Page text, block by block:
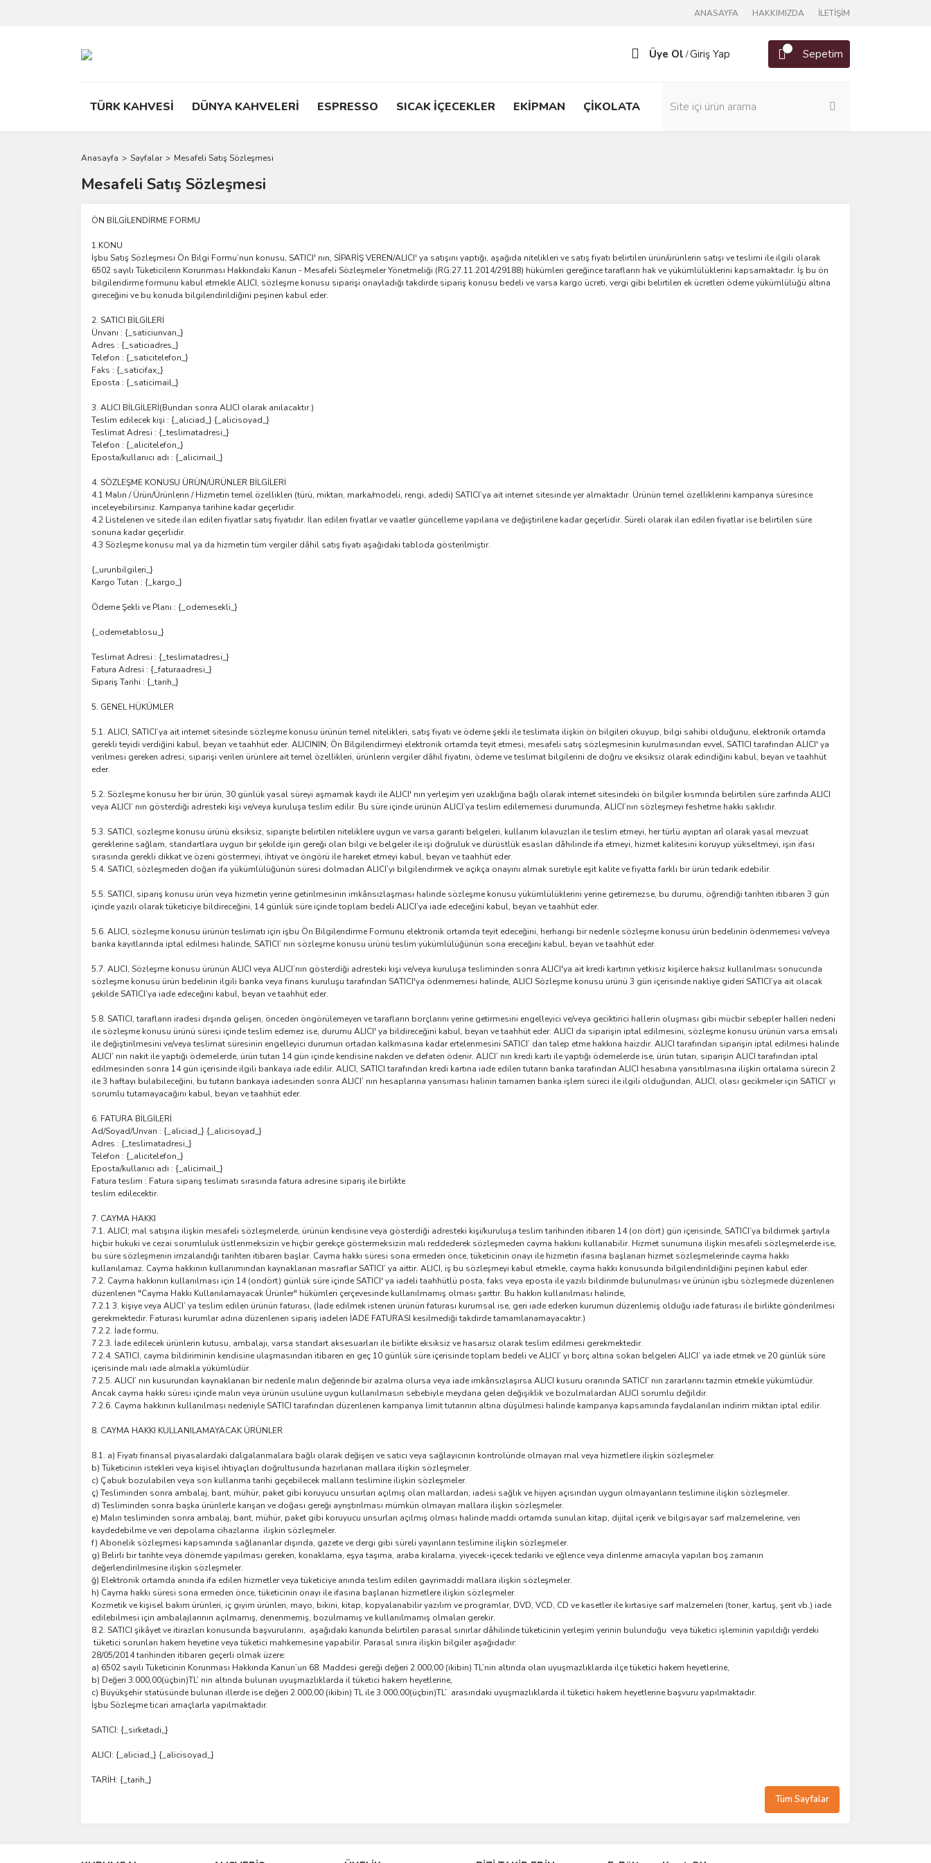
ANASAYFA HAKKIMIZDA İLETİŞİM
Üye Ol /Giriş Yap Sepetim
TÜRK KAHVESİ DÜNYA KAHVELERİ ESPRESSO SICAK İÇECEKLER EKİPMAN ÇİKOLATA
Anasayfa Sayfalar Mesafeli Satış Sözleşmesi
Mesafeli Satış Sözleşmesi
ÖN BİLGİLENDİRME FORMU
1.KONU
İşbu Satış Sözleşmesi Ön Bilgi Formu’nun konusu, SATICI' nın, SİPARİŞ VEREN/ALICI' ya satışını yaptığı, aşağıda nitelikleri ve satış fiyatı belirtilen ürün/ürünlerin satışı ve teslimi ile ilgili olarak
6502 sayılı Tüketicilerin Korunması Hakkındaki Kanun - Mesafeli Sözleşmeler Yönetmeliği (RG:27.11.2014/29188) hükümleri gereğince tarafların hak ve yükümlülüklerini kapsamaktadır. İş bu ön
bilgilendirme formunu kabul etmekle ALICI, sözleşme konusu siparişi onayladığı takdirde sipariş konusu bedeli ve varsa kargo ücreti, vergi gibi belirtilen ek ücretleri ödeme yükümlülüğü altına
gireceğini ve bu konuda bilgilendirildiğini peşinen kabul eder.
2. SATICI BİLGİLERİ
Ünvanı : {_saticiunvan_}
Adres : {_saticiadres_}
Telefon : {_saticitelefon_}
Faks : {_saticifax_}
Eposta : {_saticimail_}
3. ALICI BİLGİLERİ(Bundan sonra ALICI olarak anılacaktır.)
Teslim edilecek kişi : {_aliciad_} {_alicisoyad_}
Teslimat Adresi : {_teslimatadresi_}
Telefon : {_alicitelefon_}
Eposta/kullanıcı adı : {_alicimail_}
4. SÖZLEŞME KONUSU ÜRÜN/ÜRÜNLER BİLGİLERİ
4.1 Malın / Ürün/Ürünlerin / Hizmetin temel özellikleri (türü, miktarı, marka/modeli, rengi, adedi) SATICI’ya ait internet sitesinde yer almaktadır. Ürünün temel özelliklerini kampanya süresince
inceleyebilirsiniz. Kampanya tarihine kadar geçerlidir.
4.2 Listelenen ve sitede ilan edilen fiyatlar satış fiyatıdır. İlan edilen fiyatlar ve vaatler güncelleme yapılana ve değiştirilene kadar geçerlidir. Süreli olarak ilan edilen fiyatlar ise belirtilen süre
sonuna kadar geçerlidir.
4.3 Sözleşme konusu mal ya da hizmetin tüm vergiler dâhil satış fiyatı aşağıdaki tabloda gösterilmiştir.
{_urunbilgileri_}
Kargo Tutarı : {_kargo_}
Ödeme Şekli ve Planı : {_odemesekli_}
{_odemetablosu_}
Teslimat Adresi : {_teslimatadresi_}
Fatura Adresi : {_faturaadresi_}
Sipariş Tarihi : {_tarih_}
5. GENEL HÜKÜMLER
5.1. ALICI, SATICI’ya ait internet sitesinde sözleşme konusu ürünün temel nitelikleri, satış fiyatı ve ödeme şekli ile teslimata ilişkin ön bilgileri okuyup, bilgi sahibi olduğunu, elektronik ortamda
gerekli teyidi verdiğini kabul, beyan ve taahhüt eder. ALICININ; Ön Bilgilendirmeyi elektronik ortamda teyit etmesi, mesafeli satış sözleşmesinin kurulmasından evvel, SATICI tarafından ALICI' ya
verilmesi gereken adresi, siparişi verilen ürünlere ait temel özellikleri, ürünlerin vergiler dâhil fiyatını, ödeme ve teslimat bilgilerini de doğru ve eksiksiz olarak edindiğini kabul, beyan ve taahhüt
eder.
5.2. Sözleşme konusu her bir ürün, 30 günlük yasal süreyi aşmamak kaydı ile ALICI' nın yerleşim yeri uzaklığına bağlı olarak internet sitesindeki ön bilgiler kısmında belirtilen süre zarfında ALICI
veya ALICI’ nın gösterdiği adresteki kişi ve/veya kuruluşa teslim edilir. Bu süre içinde ürünün ALICI’ya teslim edilememesi durumunda, ALICI’nın sözleşmeyi feshetme hakkı saklıdır.
5.3. SATICI, sözleşme konusu ürünü eksiksiz, siparişte belirtilen niteliklere uygun ve varsa garanti belgeleri, kullanım kılavuzları ile teslim etmeyi, her türlü ayıptan arî olarak yasal mevzuat
gereklerine sağlam, standartlara uygun bir şekilde işin gereği olan bilgi ve belgeler ile işi doğruluk ve dürüstlük esasları dâhilinde ifa etmeyi, hizmet kalitesini koruyup yükseltmeyi, işin ifası
sırasında gerekli dikkat ve özeni göstermeyi, ihtiyat ve öngörü ile hareket etmeyi kabul, beyan ve taahhüt eder.
5.4. SATICI, sözleşmeden doğan ifa yükümlülüğünün süresi dolmadan ALICI’yı bilgilendirmek ve açıkça onayını almak suretiyle eşit kalite ve fiyatta farklı bir ürün tedarik edebilir.
5.5. SATICI, sipariş konusu ürün veya hizmetin yerine getirilmesinin imkânsızlaşması halinde sözleşme konusu yükümlülüklerini yerine getiremezse, bu durumu, öğrendiği tarihten itibaren 3 gün
içinde yazılı olarak tüketiciye bildireceğini, 14 günlük süre içinde toplam bedeli ALICI’ya iade edeceğini kabul, beyan ve taahhüt eder.
5.6. ALICI, sözleşme konusu ürünün teslimatı için işbu Ön Bilgilendirme Formunu elektronik ortamda teyit edeceğini, herhangi bir nedenle sözleşme konusu ürün bedelinin ödenmemesi ve/veya
banka kayıtlarında iptal edilmesi halinde, SATICI’ nın sözleşme konusu ürünü teslim yükümlülüğünün sona ereceğini kabul, beyan ve taahhüt eder.
5.7. ALICI, Sözleşme konusu ürünün ALICI veya ALICI’nın gösterdiği adresteki kişi ve/veya kuruluşa tesliminden sonra ALICI'ya ait kredi kartının yetkisiz kişilerce haksız kullanılması sonucunda
sözleşme konusu ürün bedelinin ilgili banka veya finans kuruluşu tarafından SATICI'ya ödenmemesi halinde, ALICI Sözleşme konusu ürünü 3 gün içerisinde nakliye gideri SATICI’ya ait olacak
şekilde SATICI’ya iade edeceğini kabul, beyan ve taahhüt eder.
5.8. SATICI, tarafların iradesi dışında gelişen, önceden öngörülemeyen ve tarafların borçlarını yerine getirmesini engelleyici ve/veya geciktirici hallerin oluşması gibi mücbir sebepler halleri nedeni
ile sözleşme konusu ürünü süresi içinde teslim edemez ise, durumu ALICI' ya bildireceğini kabul, beyan ve taahhüt eder. ALICI da siparişin iptal edilmesini, sözleşme konusu ürünün varsa emsali
ile değiştirilmesini ve/veya teslimat süresinin engelleyici durumun ortadan kalkmasına kadar ertelenmesini SATICI’ dan talep etme hakkına haizdir. ALICI tarafından siparişin iptal edilmesi halinde
ALICI’ nın nakit ile yaptığı ödemelerde, ürün tutarı 14 gün içinde kendisine nakden ve defaten ödenir. ALICI’ nın kredi kartı ile yaptığı ödemelerde ise, ürün tutarı, siparişin ALICI tarafından iptal
edilmesinden sonra 14 gün içerisinde ilgili bankaya iade edilir. ALICI, SATICI tarafından kredi kartına iade edilen tutarın banka tarafından ALICI hesabına yansıtılmasına ilişkin ortalama sürecin 2
ile 3 haftayı bulabileceğini, bu tutarın bankaya iadesinden sonra ALICI’ nın hesaplarına yansıması halinin tamamen banka işlem süreci ile ilgili olduğundan, ALICI, olası gecikmeler için SATICI’ yı
sorumlu tutamayacağını kabul, beyan ve taahhüt eder.
6. FATURA BİLGİLERİ
Ad/Soyad/Unvan : {_aliciad_} {_alicisoyad_}
Adres : {_teslimatadresi_}
Telefon : {_alicitelefon_}
Eposta/kullanıcı adı : {_alicimail_}
Fatura teslim : Fatura sipariş teslimatı sırasında fatura adresine sipariş ile birlikte
teslim edilecektir.
7. CAYMA HAKKI
7.1. ALICI; mal satışına ilişkin mesafeli sözleşmelerde, ürünün kendisine veya gösterdiği adresteki kişi/kuruluşa teslim tarihinden itibaren 14 (on dört) gün içerisinde, SATICI’ya bildirmek şartıyla
hiçbir hukuki ve cezai sorumluluk üstlenmeksizin ve hiçbir gerekçe göstermeksizin malı reddederek sözleşmeden cayma hakkını kullanabilir. Hizmet sunumuna ilişkin mesafeli sözleşmelerde ise,
bu süre sözleşmenin imzalandığı tarihten itibaren başlar. Cayma hakkı süresi sona ermeden önce, tüketicinin onayı ile hizmetin ifasına başlanan hizmet sözleşmelerinde cayma hakkı
kullanılamaz. Cayma hakkının kullanımından kaynaklanan masraflar SATICI’ ya aittir. ALICI, iş bu sözleşmeyi kabul etmekle, cayma hakkı konusunda bilgilendirildiğini peşinen kabul eder.
7.2. Cayma hakkının kullanılması için 14 (ondört) günlük süre içinde SATICI' ya iadeli taahhütlü posta, faks veya eposta ile yazılı bildirimde bulunulması ve ürünün işbu sözleşmede düzenlenen
düzenlenen "Cayma Hakkı Kullanılamayacak Ürünler" hükümleri çerçevesinde kullanılmamış olması şarttır. Bu hakkın kullanılması halinde,
7.2.1 3. kişiye veya ALICI’ ya teslim edilen ürünün faturası, (İade edilmek istenen ürünün faturası kurumsal ise, geri iade ederken kurumun düzenlemiş olduğu iade faturası ile birlikte gönderilmesi
gerekmektedir. Faturası kurumlar adına düzenlenen sipariş iadeleri İADE FATURASI kesilmediği takdirde tamamlanamayacaktır.)
7.2.2. İade formu,
7.2.3. İade edilecek ürünlerin kutusu, ambalajı, varsa standart aksesuarları ile birlikte eksiksiz ve hasarsız olarak teslim edilmesi gerekmektedir.
7.2.4. SATICI, cayma bildiriminin kendisine ulaşmasından itibaren en geç 10 günlük süre içerisinde toplam bedeli ve ALICI’ yı borç altına sokan belgeleri ALICI’ ya iade etmek ve 20 günlük süre
içerisinde malı iade almakla yükümlüdür.
7.2.5. ALICI’ nın kusurundan kaynaklanan bir nedenle malın değerinde bir azalma olursa veya iade imkânsızlaşırsa ALICI kusuru oranında SATICI’ nın zararlarını tazmin etmekle yükümlüdür.
Ancak cayma hakkı süresi içinde malın veya ürünün usulüne uygun kullanılmasın sebebiyle meydana gelen değişiklik ve bozulmalardan ALICI sorumlu değildir.
7.2.6. Cayma hakkının kullanılması nedeniyle SATICI tarafından düzenlenen kampanya limit tutarının altına düşülmesi halinde kampanya kapsamında faydalanılan indirim miktarı iptal edilir.
8. CAYMA HAKKI KULLANILAMAYACAK ÜRÜNLER
8.1. a) Fiyatı finansal piyasalardaki dalgalanmalara bağlı olarak değişen ve satıcı veya sağlayıcının kontrolünde olmayan mal veya hizmetlere ilişkin sözleşmeler.
b) Tüketicinin istekleri veya kişisel ihtiyaçları doğrultusunda hazırlanan mallara ilişkin sözleşmeler.
c) Çabuk bozulabilen veya son kullanma tarihi geçebilecek malların teslimine ilişkin sözleşmeler.
ç) Tesliminden sonra ambalaj, bant, mühür, paket gibi koruyucu unsurları açılmış olan mallardan; iadesi sağlık ve hijyen açısından uygun olmayanların teslimine ilişkin sözleşmeler.
d) Tesliminden sonra başka ürünlerle karışan ve doğası gereği ayrıştırılması mümkün olmayan mallara ilişkin sözleşmeler.
e) Malın tesliminden sonra ambalaj, bant, mühür, paket gibi koruyucu unsurları açılmış olması halinde maddi ortamda sunulan kitap, dijital içerik ve bilgisayar sarf malzemelerine, veri
kaydedebilme ve veri depolama cihazlarına ilişkin sözleşmeler.
f) Abonelik sözleşmesi kapsamında sağlananlar dışında, gazete ve dergi gibi süreli yayınların teslimine ilişkin sözleşmeler.
g) Belirli bir tarihte veya dönemde yapılması gereken, konaklama, eşya taşıma, araba kiralama, yiyecek-içecek tedariki ve eğlence veya dinlenme amacıyla yapılan boş zamanın
değerlendirilmesine ilişkin sözleşmeler.
ğ) Elektronik ortamda anında ifa edilen hizmetler veya tüketiciye anında teslim edilen gayrimaddi mallara ilişkin sözleşmeler.
h) Cayma hakkı süresi sona ermeden önce, tüketicinin onayı ile ifasına başlanan hizmetlere ilişkin sözleşmeler.
Kozmetik ve kişisel bakım ürünleri, iç giyim ürünleri, mayo, bikini, kitap, kopyalanabilir yazılım ve programlar, DVD, VCD, CD ve kasetler ile kırtasiye sarf malzemeleri (toner, kartuş, şerit vb.) iade
edilebilmesi için ambalajlarının açılmamış, denenmemiş, bozulmamış ve kullanılmamış olmaları gerekir.
8.2. SATICI şikâyet ve itirazları konusunda başvurularını, aşağıdaki kanunda belirtilen parasal sınırlar dâhilinde tüketicinin yerleşim yerinin bulunduğu veya tüketici işleminin yapıldığı yerdeki
tüketici sorunları hakem heyetine veya tüketici mahkemesine yapabilir. Parasal sınıra ilişkin bilgiler aşağıdadır:
28/05/2014 tarihinden itibaren geçerli olmak üzere:
a) 6502 sayılı Tüketicinin Korunması Hakkında Kanun’un 68. Maddesi gereği değeri 2.000,00 (ikibin) TL’nin altında olan uyuşmazlıklarda ilçe tüketici hakem heyetlerine,
b) Değeri 3.000,00(üçbin)TL’ nin altında bulunan uyuşmazlıklarda il tüketici hakem heyetlerine,
c) Büyükşehir statüsünde bulunan illerde ise değeri 2.000,00 (ikibin) TL ile 3.000,00(üçbin)TL’ arasındaki uyuşmazlıklarda il tüketici hakem heyetlerine başvuru yapılmaktadır.
İşbu Sözleşme ticari amaçlarla yapılmaktadır.
SATICI: {_sirketadi_}
ALICI: {_aliciad_} {_alicisoyad_}
TARİH: {_tarih_}
Tüm Sayfalar